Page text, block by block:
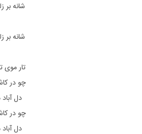
شانه
شانه
تار
چو در
دل
چو در
دل